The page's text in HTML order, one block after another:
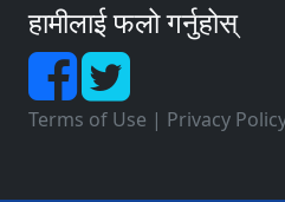
हामीलाई फलो गर्नुहोस्
Terms of Use | Privacy